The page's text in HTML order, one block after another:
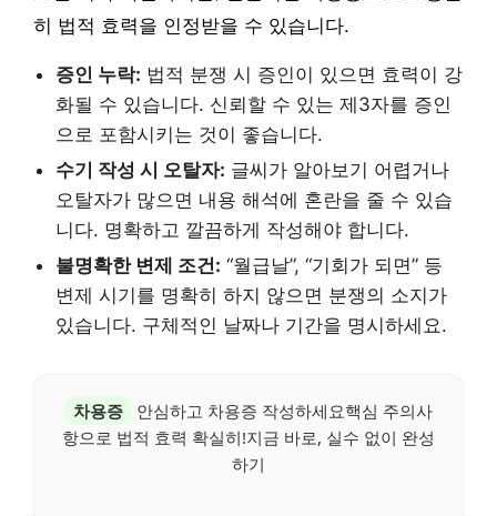
히 법적 효력을 인정받을 수 있습니다.
증인 누락: 법적 분쟁 시 증인이 있으면 효력이 강
화될 수 있습니다. 신뢰할 수 있는 제3자를 증인
으로 포함시키는 것이 좋습니다.
수기 작성 시 오탈자: 글씨가 알아보기 어렵거나
오탈자가 많으면 내용 해석에 혼란을 줄 수 있습
니다. 명확하고 깔끔하게 작성해야 합니다.
불명확한 변제 조건: “월급날”, “기회가 되면” 등
변제 시기를 명확히 하지 않으면 분쟁의 소지가
있습니다. 구체적인 날짜나 기간을 명시하세요.
차용증
안심하고 차용증 작성하세요핵심 주의사
항으로 법적 효력 확실히!지금 바로, 실수 없이 완성
하기